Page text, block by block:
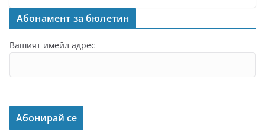
Абонамент за бюлетин
Вашият имейл адрес